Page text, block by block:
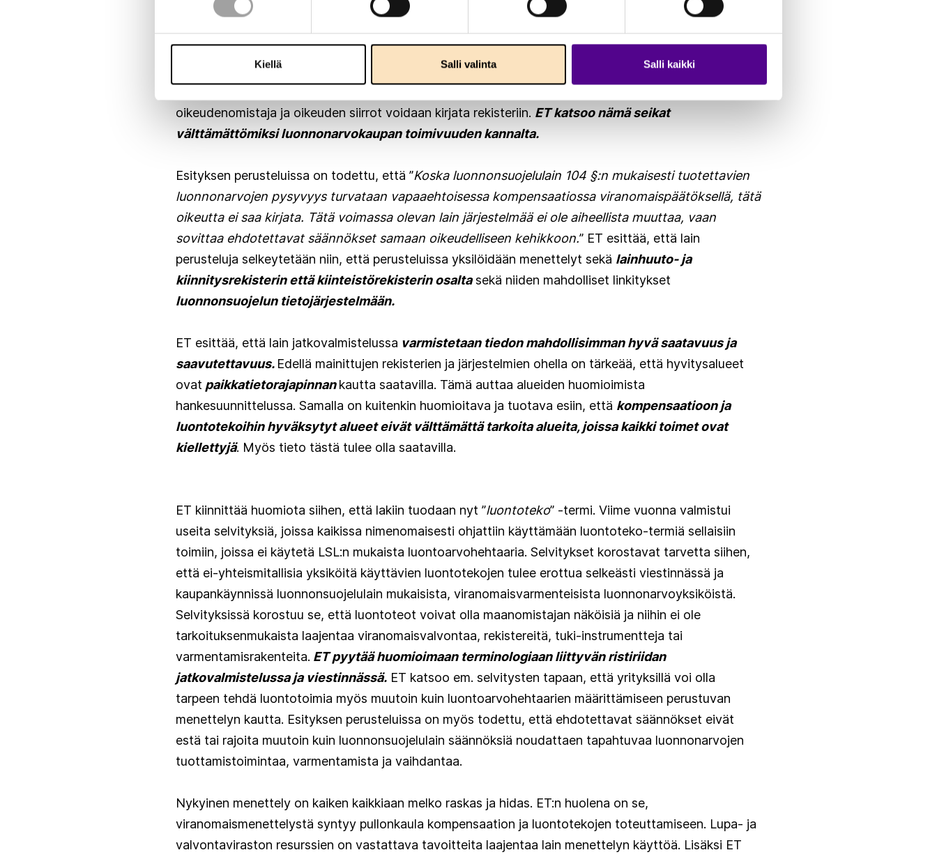
Kiellä Salli valinta Salli kaikki
oikeusturva erityisesti maanomistuksen muuttuessa sekä mahdollisuus siirtää luonnonarvot
viranomaispäätöksellä luonnonarvojen oikeudenomistajan hakemuksesta. Kiellon noudattamista
valvottaisiin luonnonsuojelulain mukaan ja rikkominen olisi lain nojalla rangaistavaa, ja siten
oikeudenomistaja ja oikeuden siirrot voidaan kirjata rekisteriin. ET katsoo nämä seikat
välttämättömiksi luonnonarvokaupan toimivuuden kannalta.
Esityksen perusteluissa on todettu, että ”Koska luonnonsuojelulain 104 §:n mukaisesti tuotettavien
luonnonarvojen pysyvyys turvataan vapaaehtoisessa kompensaatiossa viranomaispäätöksellä, tätä
oikeutta ei saa kirjata. Tätä voimassa olevan lain järjestelmää ei ole aiheellista muuttaa, vaan
sovittaa ehdotettavat säännökset samaan oikeudelliseen kehikkoon.” ET esittää, että lain
perusteluja selkeytetään niin, että perusteluissa yksilöidään menettelyt sekä lainhuuto- ja
kiinnitysrekisterin että kiinteistörekisterin osaltasekä niiden mahdolliset linkitykset
luonnonsuojelun tietojärjestelmään.
ET esittää, että lain jatkovalmistelussa varmistetaan tiedon mahdollisimman hyvä saatavuus ja
saavutettavuus. Edellä mainittujen rekisterien ja järjestelmien ohella on tärkeää, että hyvitysalueet
ovat paikkatietorajapinnankautta saatavilla. Tämä auttaa alueiden huomioimista
hankesuunnittelussa. Samalla on kuitenkin huomioitava ja tuotava esiin, että kompensaatioon ja
luontotekoihin hyväksytyt alueet eivät välttämättä tarkoita alueita, joissa kaikki toimet ovat
kiellettyjä. Myös tieto tästä tulee olla saatavilla.
ET kiinnittää huomiota siihen, että lakiin tuodaan nyt ”luontoteko” -termi. Viime vuonna valmistui
useita selvityksiä, joissa kaikissa nimenomaisesti ohjattiin käyttämään luontoteko-termiä sellaisiin
toimiin, joissa ei käytetä LSL:n mukaista luontoarvohehtaaria. Selvitykset korostavat tarvetta siihen,
että ei-yhteismitallisia yksiköitä käyttävien luontotekojen tulee erottua selkeästi viestinnässä ja
kaupankäynnissä luonnonsuojelulain mukaisista, viranomaisvarmenteisista luonnonarvoyksiköistä.
Selvityksissä korostuu se, että luontoteot voivat olla maanomistajan näköisiä ja niihin ei ole
tarkoituksenmukaista laajentaa viranomaisvalvontaa, rekistereitä, tuki-instrumentteja tai
varmentamisrakenteita. ET pyytää huomioimaan terminologiaan liittyvän ristiriidan
jatkovalmistelussa ja viestinnässä.ET katsoo em. selvitysten tapaan, että yrityksillä voi olla
tarpeen tehdä luontotoimia myös muutoin kuin luontoarvohehtaarien määrittämiseen perustuvan
menettelyn kautta. Esityksen perusteluissa on myös todettu, että ehdotettavat säännökset eivät
estä tai rajoita muutoin kuin luonnonsuojelulain säännöksiä noudattaen tapahtuvaa luonnonarvojen
tuottamistoimintaa, varmentamista ja vaihdantaa.
Nykyinen menettely on kaiken kaikkiaan melko raskas ja hidas. ET:n huolena on se,
viranomaismenettelystä syntyy pullonkaula kompensaation ja luontotekojen toteuttamiseen. Lupa- ja
valvontaviraston resurssien on vastattava tavoitteita laajentaa lain menettelyn käyttöä. Lisäksi ET